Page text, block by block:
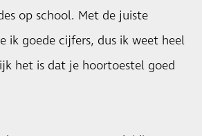
op school. Met de juiste
ik goede cijfers, dus ik weet heel
het is dat je hoortoestel goed